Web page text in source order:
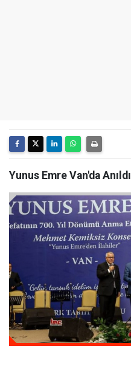
Yunus Emre Van'da Anıldı